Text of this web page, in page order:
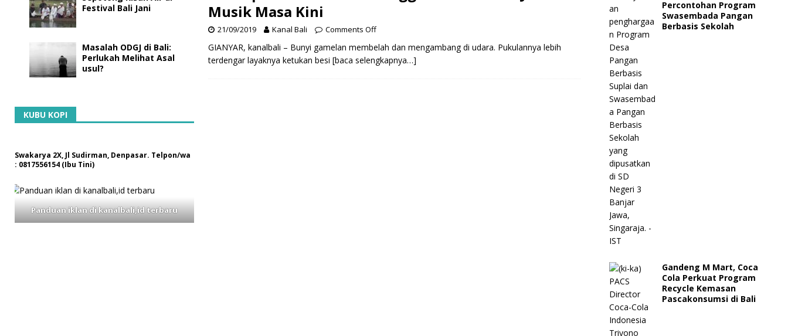
Musik Masa Kini
21/09/2019 Kanal Bali Comments Off
GIANYAR, kanalbali – Bunyi gamelan membelah dan mengambang di udara. Pukulannya lebih
terdengar layaknya ketukan besi [baca selengkapnya…]
Festival Bali Jani
Masalah ODGJ di Bali:
Perlukah Melihat Asal
usul?
KUBU KOPI
Swakarya 2X, Jl Sudirman, Denpasar. Telpon/wa
: 0817556154 (Ibu Tini)
Panduan iklan di kanalbali,id terbaru
Percontohan Program
Swasembada Pangan
Berbasis Sekolah
Gandeng M Mart, Coca
Cola Perkuat Program
Recycle Kemasan
Pascakonsumsi di Bali